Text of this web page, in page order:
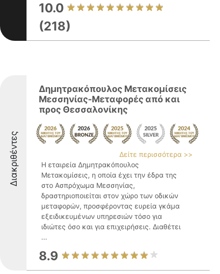
10.0
(218)
Διακριθέντες
Δημητρακόπουλος Μετακομίσεις
Μεσσηνίας-Μεταφορές από και
προς Θεσσαλονίκης
Δείτε περισσότερα >>
Η εταιρεία Δημητρακόπουλος
Μετακομίσεις, η οποία έχει την έδρα της
στο Ασπρόχωμα Μεσσηνίας,
δραστηριοποιείται στον χώρο των οδικών
μεταφορών, προσφέροντας ευρεία γκάμα
εξειδικευμένων υπηρεσιών τόσο για
ιδιώτες όσο και για επιχειρήσεις. Διαθέτει
...
8.9